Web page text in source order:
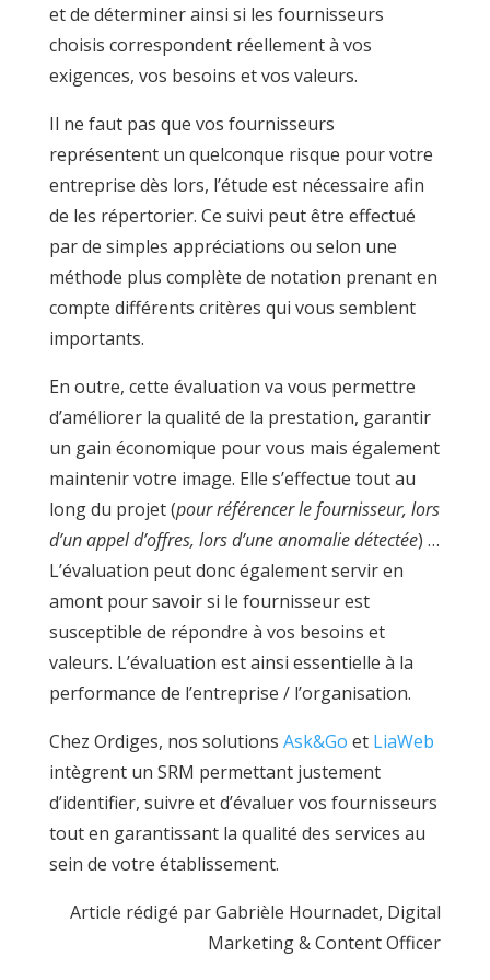
et de déterminer ainsi si les fournisseurs
choisis correspondent réellement à vos
exigences, vos besoins et vos valeurs.
Il ne faut pas que vos fournisseurs
représentent un quelconque risque pour votre
entreprise dès lors, l’étude est nécessaire afin
de les répertorier. Ce suivi peut être effectué
par de simples appréciations ou selon une
méthode plus complète de notation prenant en
compte différents critères qui vous semblent
importants.
En outre, cette évaluation va vous permettre
d’améliorer la qualité de la prestation, garantir
un gain économique pour vous mais également
maintenir votre image. Elle s’effectue tout au
long du projet (pour référencer le fournisseur, lors
d’un appel d’offres, lors d’une anomalie détectée) …
L’évaluation peut donc également servir en
amont pour savoir si le fournisseur est
susceptible de répondre à vos besoins et
valeurs. L’évaluation est ainsi essentielle à la
performance de l’entreprise / l’organisation.
Chez Ordiges, nos solutions Ask&Go et LiaWeb
intègrent un SRM permettant justement
d’identifier, suivre et d’évaluer vos fournisseurs
tout en garantissant la qualité des services au
sein de votre établissement.
Article rédigé par Gabrièle Hournadet, Digital
Marketing & Content Officer